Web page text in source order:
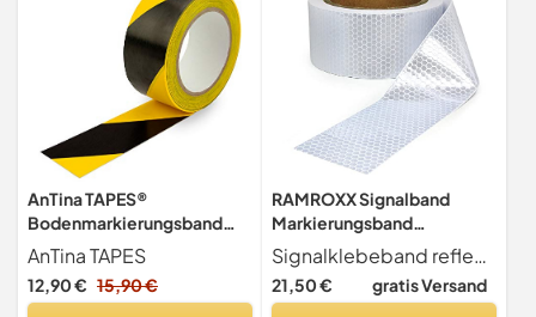
AnTina TAPES®
Bodenmarkierungsband
Warnband 50mm x 33m (1x
gelb-schwarz)
AnTina TAPES
12,90 € 15,90 €
RAMROXX Signalband
Markierungsband
Absperrband selbstklebend
reflektierend weiß 100m
Signalklebeband reflektierend selbstklebend Farbe weiß Breite 5 cm Länge 100 Meter (Sie erhalten 10 Rollen a 10 Meter) Hochwertig und sehr robust Durch die selbstklebende Rückseite einfach und schnell anzubringen Zusätzliche Sicherheit durch die reflektierende Oberfläche - dadurch auch nachts beim Anleuchten sehr gut erkennbar Ideal zum markieren von Gefahren- und Unfallstellen, Hindernissen, Treppenkanten, u.s.w.
21,50 € gratis Versand